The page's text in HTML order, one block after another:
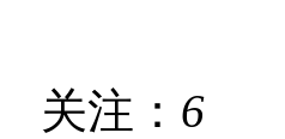
注： 6